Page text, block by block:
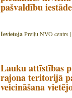
pašvaldību
IevietojaPreiļu NVO centrs |
Lauku attīstības
rajona teritorijā
veicināšana